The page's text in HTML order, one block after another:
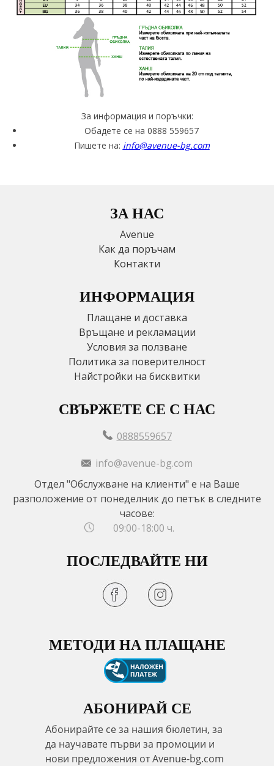
За информация и поръчки:
Обадете се на 0888 559657
Пишете на: info@avenue-bg.com
ЗА НАС
Avenue
Как да поръчам
Контакти
ИНФОРМАЦИЯ
Плащане и доставка
Връщане и рекламации
Условия за ползване
Политика за поверителност
Найстройки на бисквитки
СВЪРЖЕТЕ СЕ С НАС
0888559657
info@avenue-bg.com
Отдел "Обслужване на клиенти" е на Ваше
разположение от понеделник до петък в следните
часове:
09:00-18:00 ч.
ПОСЛЕДВАЙТЕ НИ
МЕТОДИ НА ПЛАЩАНЕ
АБОНИРАЙ СЕ